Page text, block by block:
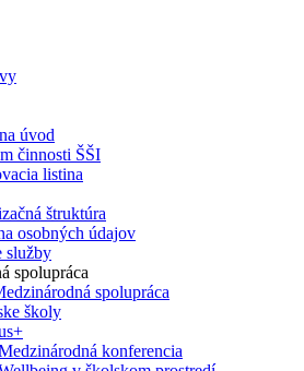
úvod
činnosti ŠŠI
listina
štruktúra
osobných údajov
služby
spolupráca
spolupráca
školy
konferencia